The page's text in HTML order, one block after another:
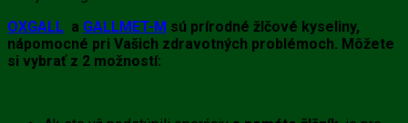
OXGALL a GALLMET-M sú prírodné žlčové kyseliny,
nápomocné pri Vašich zdravotných problémoch. Môžete
si vybrať z 2 možností: